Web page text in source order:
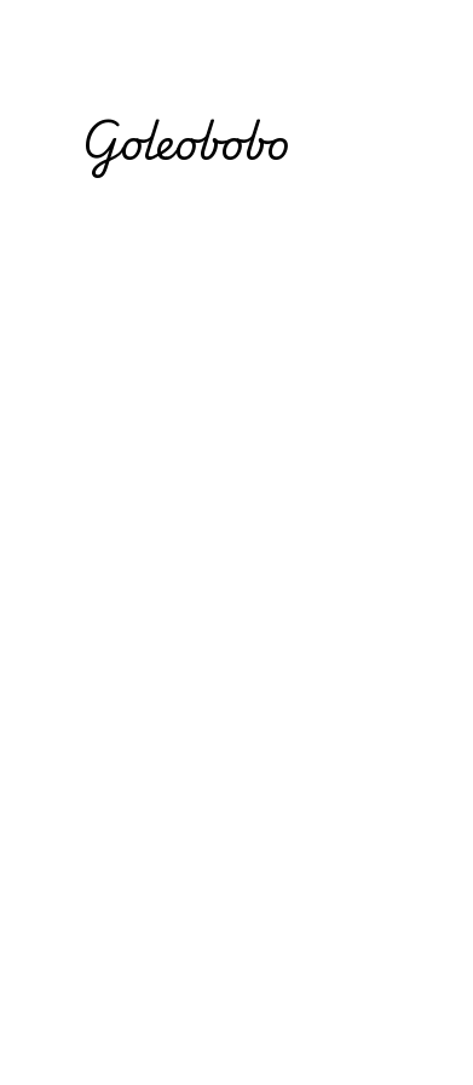
Goleobobo